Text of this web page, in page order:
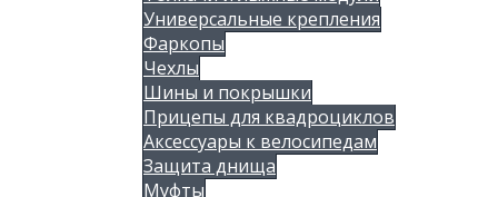
Универсальные крепления
Фаркопы
Чехлы
Шины и покрышки
Прицепы для квадроциклов
Аксессуары к велосипедам
Защита днища
Муфты